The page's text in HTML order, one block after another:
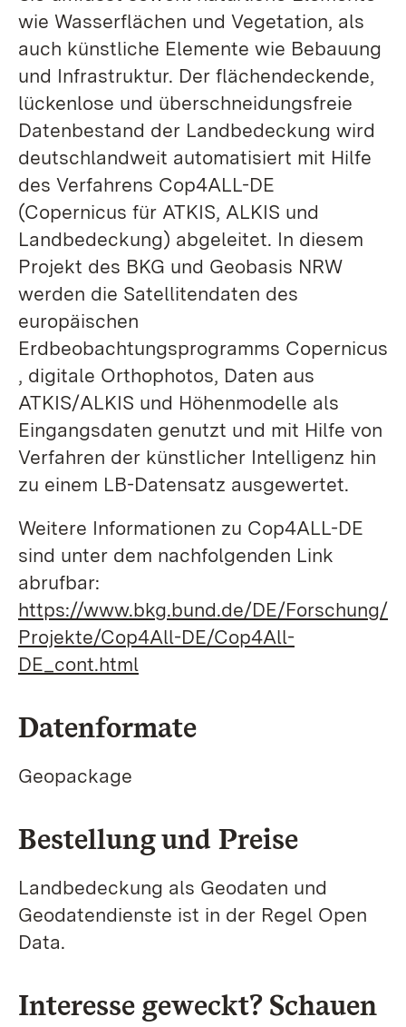
wie Wasserflächen und Vegetation, als
auch künstliche Elemente wie Bebauung
und Infrastruktur. Der flächendeckende,
lückenlose und überschneidungsfreie
Datenbestand der Landbedeckung wird
deutschlandweit automatisiert mit Hilfe
des Verfahrens Cop4ALL-DE
(Copernicus für ATKIS, ALKIS und
Landbedeckung) abgeleitet. In diesem
Projekt des BKG und Geobasis NRW
werden die Satellitendaten des
europäischen
Erdbeobachtungsprogramms Copernicus
, digitale Orthophotos, Daten aus
ATKIS/ALKIS und Höhenmodelle als
Eingangsdaten genutzt und mit Hilfe von
Verfahren der künstlicher Intelligenz hin
zu einem LB-Datensatz ausgewertet.
Weitere Informationen zu Cop4ALL-DE
sind unter dem nachfolgenden Link
abrufbar:
https://www.bkg.bund.de/DE/Forschung/
Projekte/Cop4All-DE/Cop4All-
DE_cont.html
Datenformate
Geopackage
Bestellung und Preise
Landbedeckung als Geodaten und
Geodatendienste ist in der Regel Open
Data.
Interesse geweckt? Schauen